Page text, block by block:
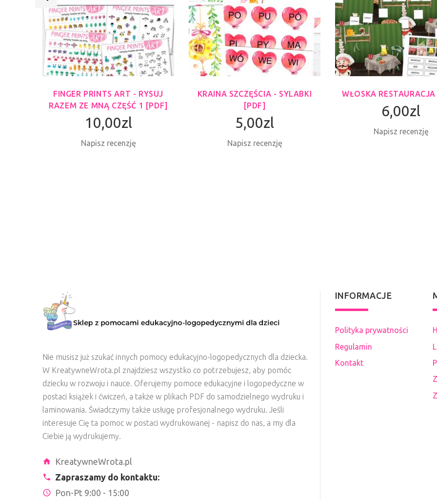
FINGER PRINTS ART - RYSUJ
RAZEM ZE MNĄ CZĘŚĆ 1 [PDF]
10,00zl
Napisz recenzję
KRAINA SZCZĘŚCIA - SYLABKI
[PDF]
5,00zl
Napisz recenzję
WŁOSKA
6,00zl
Napisz recenzję
Nie musisz już szukać innych pomocy edukacyjno-logopedycznych dla dziecka.
W KreatywneWrota.pl znajdziesz wszystko co potrzebujesz, aby pomóc
dziecku w rozwoju i nauce. Oferujemy pomoce edukacyjne i logopedyczne w
postaci książek i ćwiczeń, a także w plikach PDF do samodzielnego wydruku i
laminowania. Świadczymy także usługę profesjonalnego wydruku. Jeśli
interesuje Cię ta pomoc w postaci wydrukowanej - napisz do nas, a my dla
Ciebie ją wydrukujemy.
KreatywneWrota.pl
Zapraszamy do kontaktu:
Pon-Pt 9:00 - 15:00
INFORMACJE
Polityka prywatności
Regulamin
Kontakt